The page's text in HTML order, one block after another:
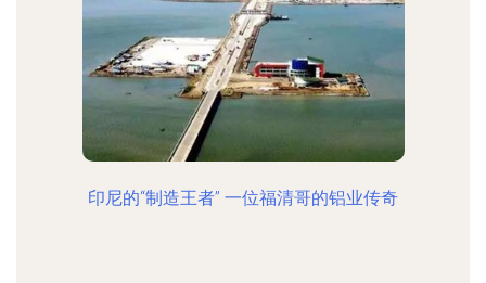
印尼的“制造王者” 一位福清哥的铝业传奇